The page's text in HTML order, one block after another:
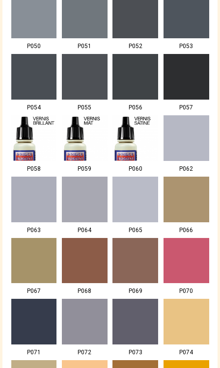
P050 P051 P052 P053
P054 P055 P056 P057
P058 P059 P060 P062
P063 P064 P065 P066
P067 P068 P069 P070
P071 P072 P073 P074